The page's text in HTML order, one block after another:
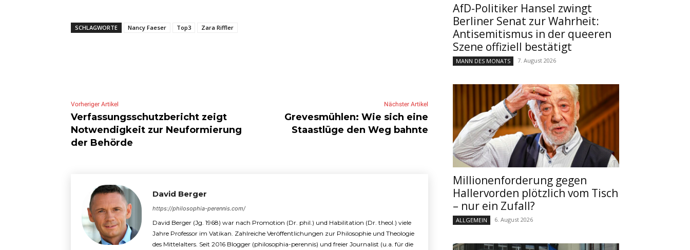
SCHLAGWORTE Nancy Faeser Top3 Zara Riffler
Vorheriger Artikel
Verfassungsschutzbericht zeigt
Notwendigkeit zur Neuformierung
der Behörde
Nächster Artikel
Grevesmühlen: Wie sich eine
Staastlüge den Weg bahnte
David Berger
https://philosophia-perennis.com/
David Berger (Jg. 1968) war nach Promotion (Dr. phil.) und Habilitation (Dr. theol.) viele
Jahre Professor im Vatikan. Zahlreiche Veröffentlichungen zur Philosophie und Theologie
des Mittelalters. Seit 2016 Blogger (philosophia-perennis) und freier Journalist (u.a. für die
AfD-Politiker Hansel zwingt
Berliner Senat zur Wahrheit:
Antisemitismus in der queeren
Szene offiziell bestätigt
MANN DES MONATS 7. August 2026
Millionenforderung gegen
Hallervorden plötzlich vom Tisch
– nur ein Zufall?
ALLGEMEIN 6. August 2026